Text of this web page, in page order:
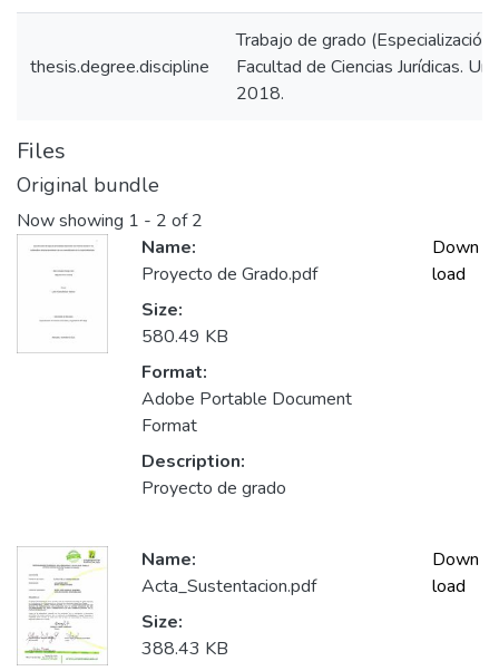
thesis.degree.discipline
Trabajo de grado (Especialización
Facultad de Ciencias Jurídicas.
2018.
Files
Original bundle
Now showing 1 - 2 of 2
Name:
Proyecto de Grado.pdf
Size:
580.49 KB
Format:
Adobe Portable Document
Format
Description:
Proyecto de grado
Down
load
Name:
Acta_Sustentacion.pdf
Size:
388.43 KB
Down
load